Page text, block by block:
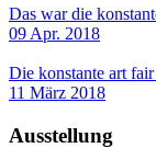
Das war die
09 Apr. 2018
Die konstante art
11 März 2018
Ausstellung